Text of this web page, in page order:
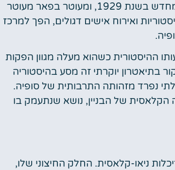
המלון, שעוצב על ידי אדריכלים אירופאים מובילים, נפתח מחדש בשנת 1929, ומעוטר בפאר מעוטר
ואירוח אישים דגולים, הפך למרכז
ההיסטורית כשהוא מעלה מגוון הפקות
בתיאטרון יוקרתי זה מסע בהיסטוריה
נפרד מזהותה התרבותית של סופיה.
של הבניין, נושא שנתעמק בו
ניאו-קלאסית. החלק החיצוני שלו,